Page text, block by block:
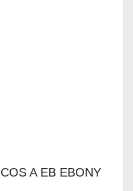
A EB EBONY